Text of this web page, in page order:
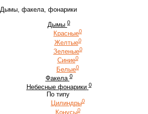
Дымы, факела, фонарики
Дымы 0
Красные0
Желтые0
Зеленые0
Синие0
Белые0
Факела 0
Небесные фонарики 0
По типу
Цилиндры0
Конусы0